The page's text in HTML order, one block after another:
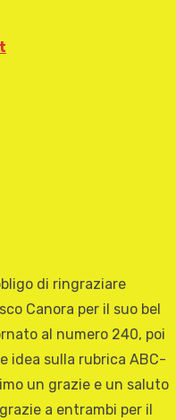
di ringraziare
Canora per il suo bel
al numero 240, poi
idea sulla rubrica ABC-
un grazie e un saluto
a entrambi per il